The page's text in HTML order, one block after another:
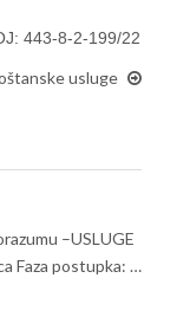
443-8-2-199/22
usluge
–USLUGE
Faza postupka: …